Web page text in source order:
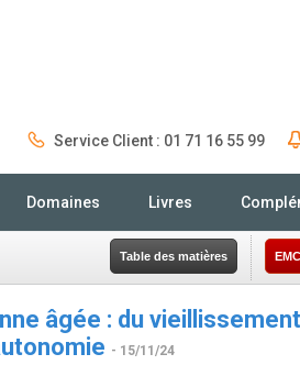
Service Client : 01 71 16 55 99
Domaines Livres
Table des matières
âgée : du vieillissement
- 15/11/24